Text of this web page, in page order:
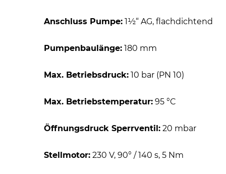
Anschluss Pumpe: 1½“ AG, flachdichtend
Pumpenbaulänge: 180 mm
Max. Betriebsdruck: 10 bar (PN 10)
Max. Betriebstemperatur: 95 °C
Öffnungsdruck Sperrventil: 20 mbar
Stellmotor: 230 V, 90° / 140 s, 5 Nm